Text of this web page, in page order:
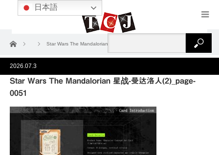
ホーム Star Wars The Mandalorian 星战-曼达洛人(2)_page-0051
2026.07.3
Star Wars The Mandalorian 星战-曼达洛人(2)_page-
0051
日本語